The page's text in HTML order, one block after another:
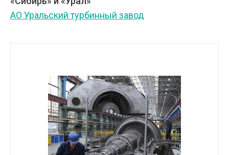
АО Уральский турбинный завод